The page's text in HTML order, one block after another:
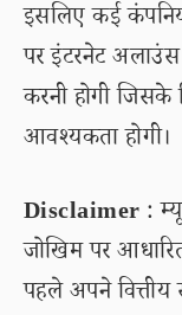
इसलिए कई
पर इंटरनेट अलाउंस
करनी होगी
आवश्यकता होगी।
Disclaimer :
जोखिम पर
पहले अपने